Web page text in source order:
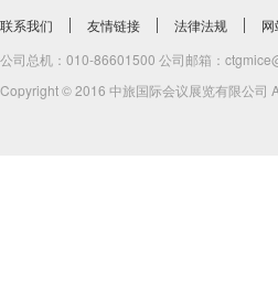
联系我们 友情链接 法律法规
公司总机：010-86601500 公司邮箱：
Copyright © 2016 中旅国际会议展览有限公司